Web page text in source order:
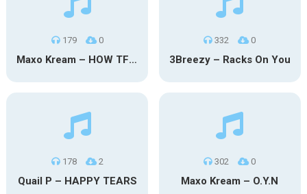
179 0
Maxo Kream – HOW TF I’M LUCKY
332 0
3Breezy – Racks On You
178 2
Quail P – HAPPY TEARS
302 0
Maxo Kream – O.Y.N